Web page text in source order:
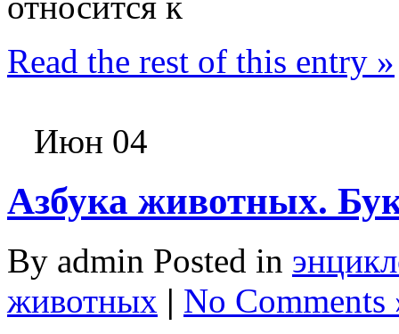
Read the rest of this entry »
Июн 04
Азбука животных.
By admin Posted in
животных | No Comments